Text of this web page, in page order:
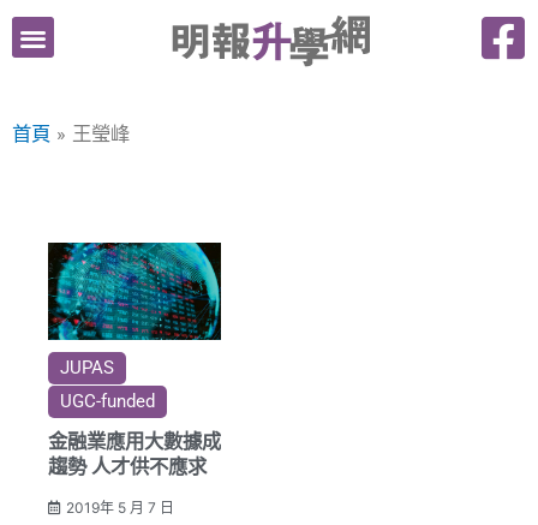
跳
內首頁 王瑩峰
JUPAS
UGC-funded
金融業應用大數據成
趨勢 人才供不應求
2019年 5 月 7 日